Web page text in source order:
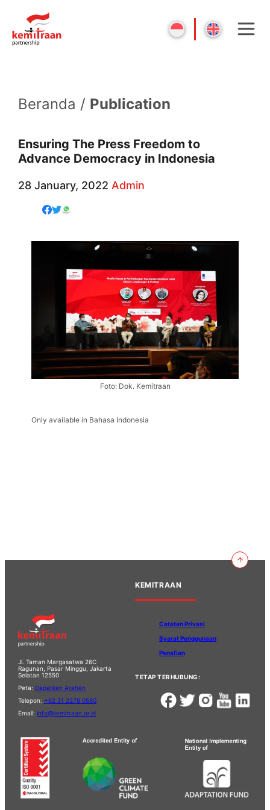
Beranda / Publication
Ensuring The Press Freedom to
Advance Democracy in Indonesia
28 January, 2022 Admin
Foto: Dok. Kemitraan
Only available in Bahasa Indonesia
Jl. Taman Margasatwa 26C
Ragunan, Pasar Minggu, Jakarta
Selatan 12550
Peta: Dapatkan Arahan
Telepon: +62 21 2278 0580
Email: info@kemitraan.or.id
KEMITRAAN
Catatan Privasi
Syarat Penggunaan
Penafian
TETAP TERHUBUNG: